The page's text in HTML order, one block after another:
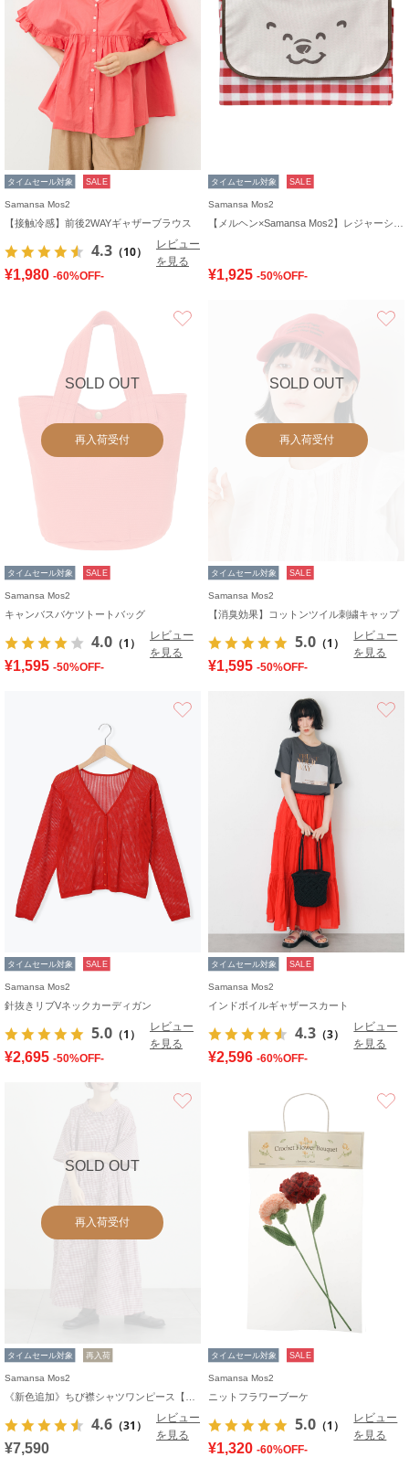
タイムセール対象 SALE
Samansa Mos2
【接触冷感】前後2WAYギャザーブラウス
4.3 （10）
レビュー
を見る
¥1,980 -60%OFF-
タイムセール対象 SALE
Samansa Mos2
¥1,925 -50%OFF-
SOLD OUT
再入荷受付
タイムセール対象 SALE
Samansa Mos2
キャンバスバケツトートバッグ
4.0 （1）
レビュー
を見る
¥1,595 -50%OFF-
SOLD OUT
再入荷受付
タイムセール対象 SALE
Samansa Mos2
【消臭効果】コットンツイル刺繍キャップ
5.0 （1）
レビュー
を見る
¥1,595 -50%OFF-
タイムセール対象 SALE
Samansa Mos2
針抜きリブVネックカーディガン
5.0 （1）
レビュー
を見る
¥2,695 -50%OFF-
タイムセール対象 SALE
Samansa Mos2
インドボイルギャザースカート
4.3 （3）
レビュー
を見る
¥2,596 -60%OFF-
SOLD OUT
再入荷受付
タイムセール対象 再入荷
Samansa Mos2
4.6 （31）
レビュー
を見る
¥7,590
タイムセール対象 SALE
Samansa Mos2
ニットフラワーブーケ
5.0 （1）
レビュー
を見る
¥1,320 -60%OFF-